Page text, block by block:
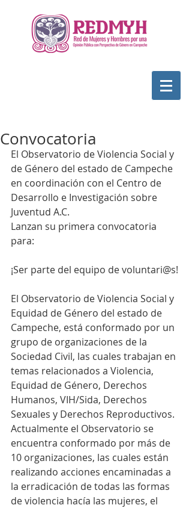
Convocatoria
El Observatorio de Violencia Social y
de Género del estado de Campeche
en coordinación con el Centro de
Desarrollo e Investigación sobre
Juventud A.C.
Lanzan su primera convocatoria
para:
¡Ser parte del equipo de voluntari@s!
El Observatorio de Violencia Social y
Equidad de Género del estado de
Campeche, está conformado por un
grupo de organizaciones de la
Sociedad Civil, las cuales trabajan en
temas relacionados a Violencia,
Equidad de Género, Derechos
Humanos, VIH/Sida, Derechos
Sexuales y Derechos Reproductivos.
Actualmente el Observatorio se
encuentra conformado por más de
10 organizaciones, las cuales están
realizando acciones encaminadas a
la erradicación de todas las formas
de violencia hacía las mujeres, el